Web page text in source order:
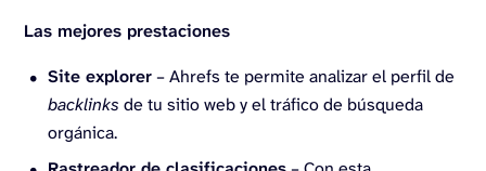
Las mejores prestaciones
Site explorer– Ahrefs te permite analizar el perfil de
backlinks de tu sitio web y el tráfico de búsqueda
orgánica.